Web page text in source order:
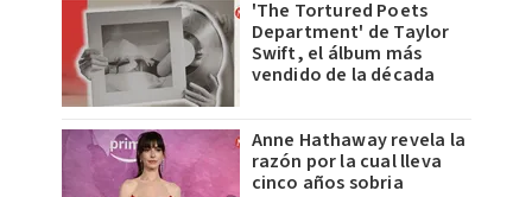
'The Tortured Poets
Department' de Taylor
Swift, el álbum más
vendido de la década
Anne Hathaway revela la
razón por la cual lleva
cinco años sobria